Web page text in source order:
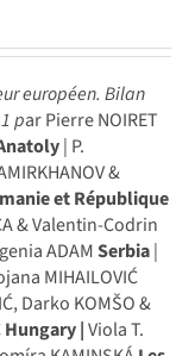
européen. Bilan
par Pierre NOIRET
| P.
&
et République
& Valentin-Codrin
ADAMSerbia|
MIHAILOVIĆ
Darko KOMŠO &
Hungary |Viola T.